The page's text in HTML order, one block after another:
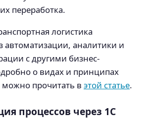
переработка.
логистика
автоматизации, аналитики и
с другими бизнес-
о видах и принципах
можно прочитать в этой статье.
процессов через 1С